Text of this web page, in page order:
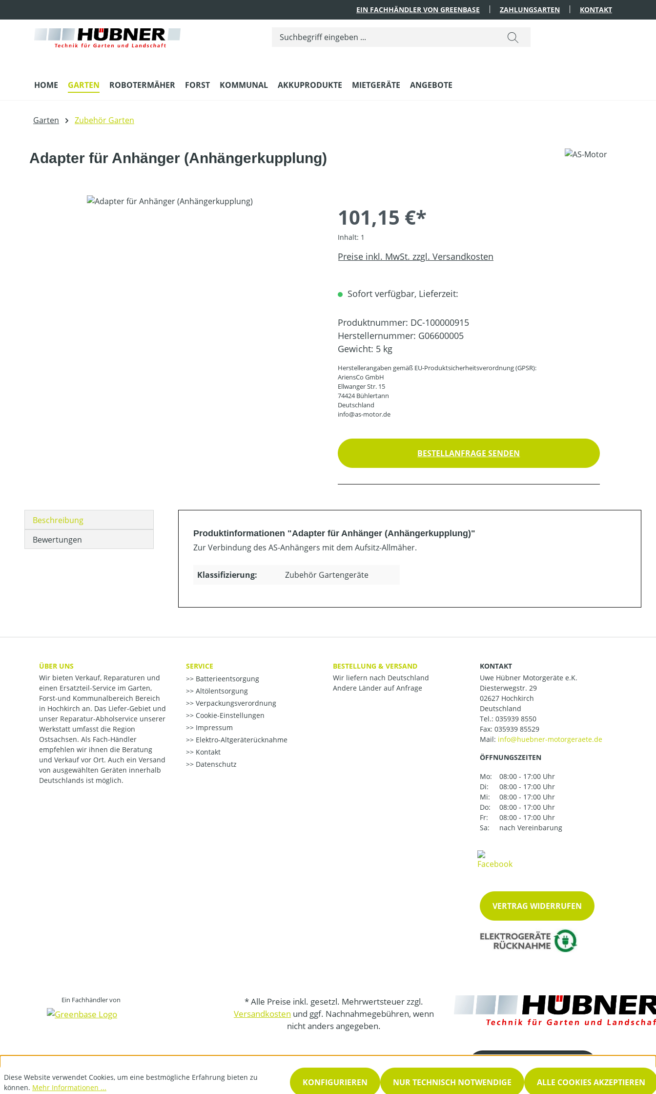
EIN FACHHÄNDLER VON GREENBASE ZAHLUNGSARTEN KONTAKT
HOME GARTEN ROBOTERMÄHER FORST KOMMUNAL AKKUPRODUKTE MIETGERÄTE ANGEBOTE
Garten Zubehör Garten
Adapter für Anhänger (Anhängerkupplung)
Bildergalerie überspringen
101,15 €*
Inhalt: 1
Preise inkl. MwSt. zzgl. Versandkosten
Sofort verfügbar, Lieferzeit:
Produktnummer: DC-100000915
Herstellernummer: G06600005
Gewicht: 5 kg
Herstellerangaben gemäß EU-Produktsicherheitsverordnung (GPSR):
AriensCo GmbH
Ellwanger Str. 15
74424 Bühlertann
Deutschland
info@as-motor.de
BESTELLANFRAGE SENDEN
Beschreibung
Bewertungen
Produktinformationen "Adapter für Anhänger (Anhängerkupplung)"
Zur Verbindung des AS-Anhängers mit dem Aufsitz-Allmäher.
Klassifizierung: Zubehör Gartengeräte
ÜBER UNS
Wir bieten Verkauf, Reparaturen und
einen Ersatzteil-Service im Garten,
Forst-und Kommunalbereich Bereich
in Hochkirch an. Das Liefer-Gebiet und
unser Reparatur-Abholservice unserer
Werkstatt umfasst die Region
Ostsachsen. Als Fach-Händler
empfehlen wir ihnen die Beratung
und Verkauf vor Ort. Auch ein Versand
von ausgewählten Geräten innerhalb
Deutschlands ist möglich.
SERVICE
Batterieentsorgung
Altölentsorgung
Verpackungsverordnung
Cookie-Einstellungen
Impressum
Elektro-Altgeräterücknahme
Kontakt
Datenschutz
BESTELLUNG & VERSAND
Wir liefern nach Deutschland
Andere Länder auf Anfrage
KONTAKT
Uwe Hübner Motorgeräte e.K.
Diesterwegstr. 29
02627 Hochkirch
Deutschland
Tel.: 035939 8550
Fax: 035939 85529
Mail:
ÖFFNUNGSZEITEN
Mo:
08:00 - 17:00 Uhr
Di:
08:00 - 17:00 Uhr
Mi:
08:00 - 17:00 Uhr
Do:
08:00 - 17:00 Uhr
Fr:
08:00 - 17:00 Uhr
Sa:
nach Vereinbarung
VERTRAG WIDERRUFEN
Ein Fachhändler von
* Alle Preise inkl. gesetzl. Mehrwertsteuer zzgl.
Versandkosten und ggf. Nachnahmegebühren, wenn
nicht anders angegeben.
035939 8550
Servicezeiten
Diese Website verwendet Cookies, um eine bestmögliche Erfahrung bieten zu
können. Mehr Informationen ... NUR TECHNISCH NOTWENDIGE
KONFIGURIEREN ALLE COOKIES AKZEPTIEREN